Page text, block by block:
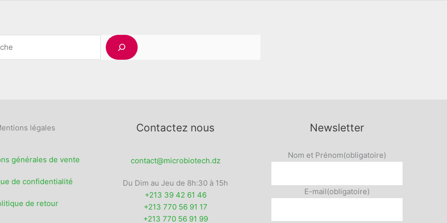
Rechercher
légales
générales de vente
de confidentialité
de retour
Contactez nous
contact@microbiotech.dz
Du Dim au Jeu de 8h:30 à 15h
+213 39 42 61 46
+213 770 56 91 17
+213 770 56 91 99
Newsletter
Nom et Prénom(obligatoire)
E-mail(obligatoire)